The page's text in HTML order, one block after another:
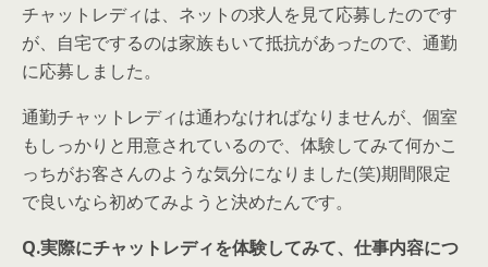
チャットレディは、ネットの求人を見て応募したのです
が、自宅でするのは家族もいて抵抗があったので、通勤
に応募しました。
通勤チャットレディは通わなければなりませんが、個室
もしっかりと用意されているので、体験してみて何かこ
っちがお客さんのような気分になりました(笑)期間限定
で良いなら初めてみようと決めたんです。
Q.実際にチャットレディを体験してみて、仕事内容につ